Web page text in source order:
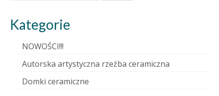
Kategorie
NOWOŚCI!!!
Autorska artystyczna rzeźba ceramiczna
Domki ceramiczne